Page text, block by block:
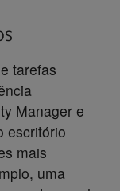
tarefas
Manager e
escritório
mais
uma